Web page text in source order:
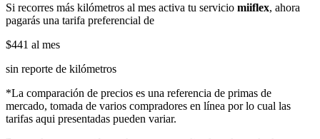
Si recorres más kilómetros al mes activa tu servicio miiflex, ahora
pagarás una tarifa preferencial de
$441 al mes
sin reporte de kilómetros
*La comparación de precios es una referencia de primas de
mercado, tomada de varios compradores en línea por lo cual las
tarifas aqui presentadas pueden variar.